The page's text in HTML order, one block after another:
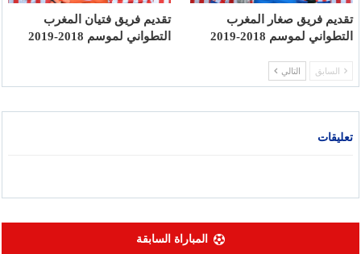
تقديم فريق صغار المغرب
التطواني لموسم 2018-2019
تقديم فريق فتيان المغرب
التطواني لموسم 2018-2019
السابق التالي
تعليقات
المباراة السابقة